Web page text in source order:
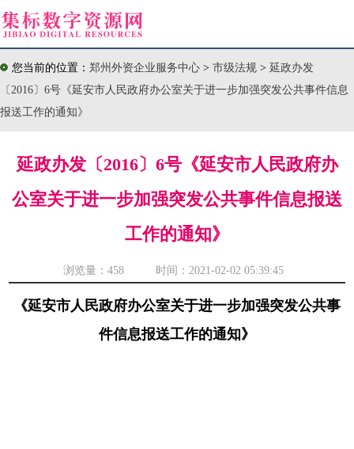
您当前的位置： 郑州外资企业服务中心 > 市级法规 > 延政办发
〔2016〕6号《延安市人民政府办公室关于进一步加强突发公共事件信息
报送工作的通知》
延政办发〔2016〕6号《延安市人民政府办
公室关于进一步加强突发公共事件信息报送
工作的通知》
浏览量： 458 时间：2021-02-02 05:39:45
《延安市人民政府办公室关于进一步加强突发公共事
件信息报送工作的通知》